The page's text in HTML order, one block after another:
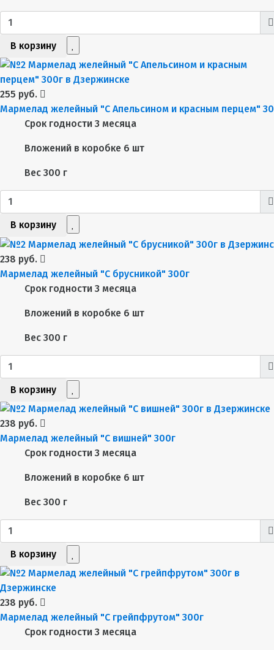
В корзину
255 руб.
Мармелад желейный "С Апельсином и красным перцем"
Срок годности 3 месяца
Вложений в коробке 6 шт
Вес 300 г
В корзину
238 руб.
Мармелад желейный "С брусникой" 300г
Срок годности 3 месяца
Вложений в коробке 6 шт
Вес 300 г
В корзину
238 руб.
Мармелад желейный "С вишней" 300г
Срок годности 3 месяца
Вложений в коробке 6 шт
Вес 300 г
В корзину
238 руб.
Мармелад желейный "С грейпфрутом" 300г
Срок годности 3 месяца